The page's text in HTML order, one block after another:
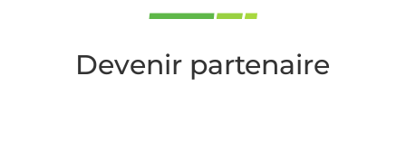
Devenir partenaire